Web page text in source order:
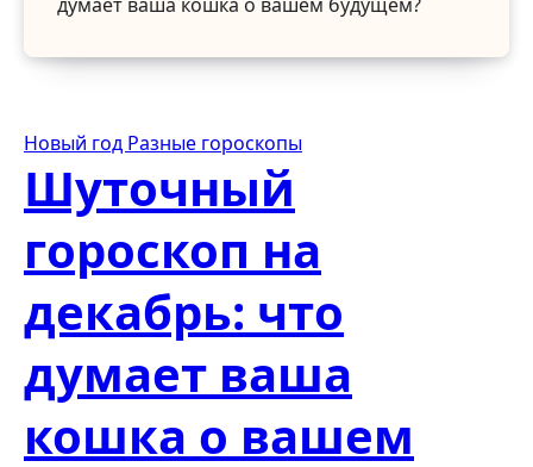
Новый год Разные гороскопы
Шуточный
гороскоп на
декабрь: что
думает ваша
кошка о вашем